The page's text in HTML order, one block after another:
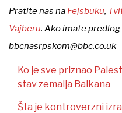
Pratite nas na Fejsbuku,
Vajberu. Ako imate predlog
bbcnasrpskom@bbc.co.uk
Ko je sve priznao
stav zemalja Balkana
Šta je kontroverzni